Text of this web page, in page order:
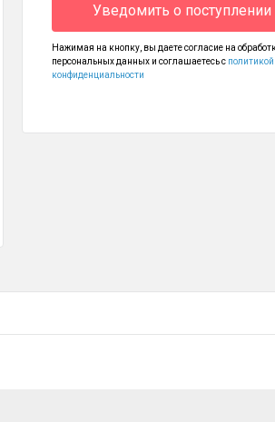
Уведомить о поступлении
Нажимая на кнопку, вы даете согласие на
персональных данных и соглашаетесь с политикой
конфиденциальности